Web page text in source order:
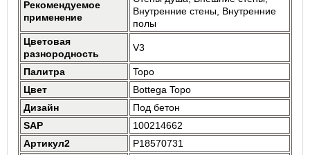
Рекомендуемое
применение
Внутренние стены, Внутренние
полы
Цветовая
разнородность
V3
Палитра
Topo
Цвет
Bottega Topo
Дизайн
Под бетон
SAP
100214662
Артикул2
P18570731